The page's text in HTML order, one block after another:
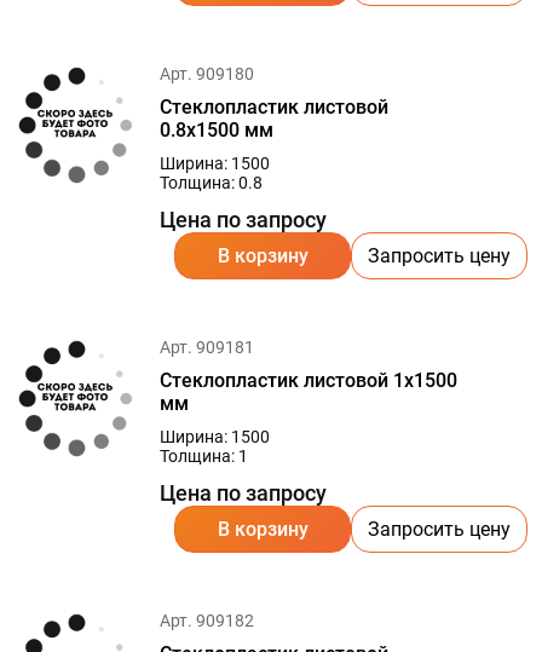
Арт. 909180
Стеклопластик листовой
0.8х1500 мм
Ширина: 1500
Толщина: 0.8
Цена по запросу
В корзину Запросить цену
Арт. 909181
Стеклопластик листовой 1х1500
мм
Ширина: 1500
Толщина: 1
Цена по запросу
В корзину Запросить цену
Арт. 909182